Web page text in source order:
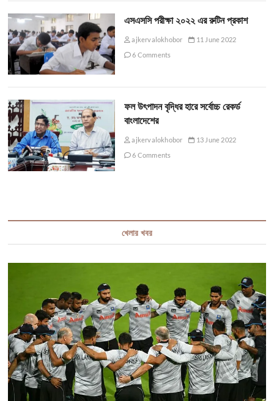
এসএসসি পরীক্ষা ২০২২ এর রুটিন প্রকাশ
ajkervalokhobor
11 June 2022
6 Comments
ফল উৎপাদন বৃদ্ধির হারে সর্বোচ্চ রেকর্ড
বাংলাদেশের
ajkervalokhobor
13 June 2022
6 Comments
খেলার খবর